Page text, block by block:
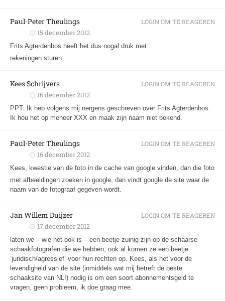
Paul-Peter Theulings
15 december 2012
Frits Agterdenbos heeft het dus nogal druk met
rekeningen sturen.
LOGIN OM TE REAGEREN
Kees Schrijvers
16 december 2012
PPT: Ik heb volgens mij nergens geschreven over Frits Agterdenbos.
Ik hou het op meneer XXX en maak zijn naam niet bekend.
LOGIN OM TE REAGEREN
Paul-Peter Theulings
16 december 2012
Kees, kwestie van de foto in de cache van google vinden, dan die foto
met afbeeldingen zoeken in google, dan vindt google de site waar de
naam van de fotograaf gegeven wordt.
LOGIN OM TE REAGEREN
Jan Willem Duijzer
17 december 2012
laten we – wie het ook is – een beetje zuinig zijn op de schaarse
schaakfotografen die we hebben, ook al komen ze een beetje
‘juridisch/agressief’ voor hun rechten op. Kees, als het voor de
levendigheid van de site (inmiddels wat mij betreft de beste
schaaksite van NL!) nodig is om een soort abonnementsgeld te
vragen, geen probleem, ik doe graag mee.
LOGIN OM TE REAGEREN